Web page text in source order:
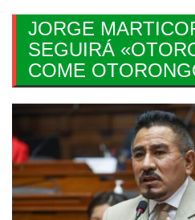
JORGE
SEGUIRÁ
COME